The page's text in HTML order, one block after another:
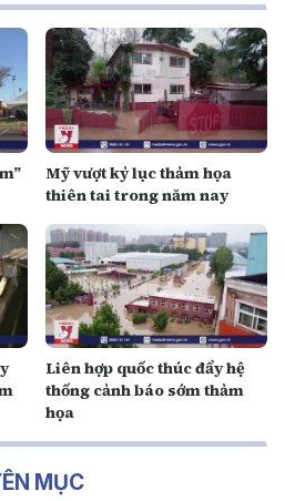
Mỹ vượt kỷ lục thảm họa
thiên tai trong năm nay
Liên hợp quốc thúc đẩy hệ
thống cảnh báo sớm thảm
họa
MỤC